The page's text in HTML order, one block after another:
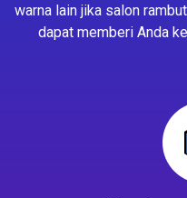
warna lain jika salon
dapat memberi Anda